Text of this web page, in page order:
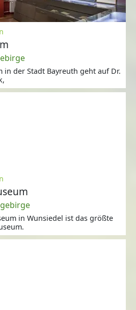
in der Stadt Bayreuth geht auf Dr.
in Wunsiedel ist das größte